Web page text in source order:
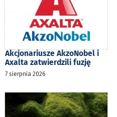
Akcjonariusze AkzoNobel i
Axalta zatwierdzili fuzję
7 sierpnia 2026